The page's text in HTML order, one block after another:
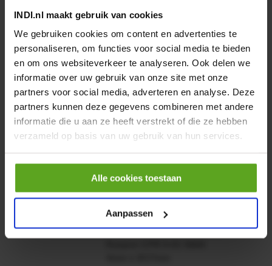
INDI.nl maakt gebruik van cookies
We gebruiken cookies om content en advertenties te
personaliseren, om functies voor social media te bieden
en om ons websiteverkeer te analyseren. Ook delen we
informatie over uw gebruik van onze site met onze
partners voor social media, adverteren en analyse. Deze
partners kunnen deze gegevens combineren met andere
informatie die u aan ze heeft verstrekt of die ze hebben
verzameld op basis van uw gebruik van hun services.
Alle cookies toestaan
Aanpassen
Vaak samen gekocht:
Motor 24VDC 2,2 kw + PTC
Artikelnummer:
Merknaam:Kramp
€ 219,68
incl. BTW
−